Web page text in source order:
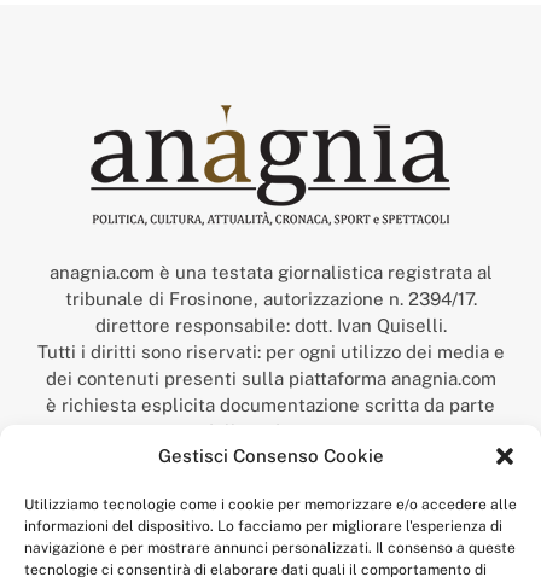
Gestisci Consenso Cookie
Utilizziamo tecnologie come i cookie per memorizzare e/o accedere alle
informazioni del dispositivo. Lo facciamo per migliorare l'esperienza di
navigazione e per mostrare annunci personalizzati. Il consenso a queste
tecnologie ci consentirà di elaborare dati quali il comportamento di
anagnia.com è una testata giornalistica registrata al
tribunale di Frosinone, autorizzazione n. 2394/17.
direttore responsabile: dott. Ivan Quiselli.
Tutti i diritti sono riservati: per ogni utilizzo dei media e
dei contenuti presenti sulla piattaforma anagnia.com
è richiesta esplicita documentazione scritta da parte
della redazione.
“Anagnia” è un marchio registrato presso l’Ufficio Italiano
Economico,
num. registrazione: 302017000014044 del 9 febbraio 2017.
Per contatti:redazione@anagnia.com